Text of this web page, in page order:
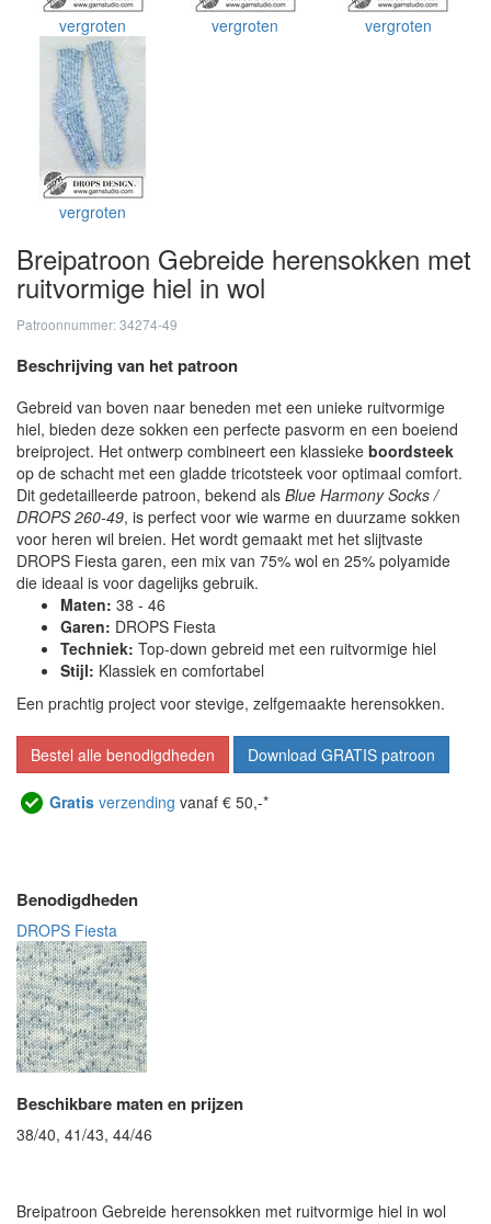
vergroten vergroten vergroten
vergroten
Breipatroon Gebreide herensokken met
ruitvormige hiel in wol
Patroonnummer: 34274-49
Beschrijving van het patroon
Gebreid van boven naar beneden met een unieke ruitvormige
hiel, bieden deze sokken een perfecte pasvorm en een boeiend
breiproject. Het ontwerp combineert een klassieke boordsteek
op de schacht met een gladde tricotsteek voor optimaal comfort.
Dit gedetailleerde patroon, bekend als Blue Harmony Socks /
DROPS 260-49, is perfect voor wie warme en duurzame sokken
voor heren wil breien. Het wordt gemaakt met het slijtvaste
DROPS Fiesta garen, een mix van 75% wol en 25% polyamide
die ideaal is voor dagelijks gebruik.
Maten: 38 - 46
Garen: DROPS Fiesta
Techniek: Top-down gebreid met een ruitvormige hiel
Stijl: Klassiek en comfortabel
Een prachtig project voor stevige, zelfgemaakte herensokken.
Bestel alle benodigdheden Download GRATIS patroon
Gratis verzending vanaf € 50,-*
Benodigdheden
DROPS Fiesta
Beschikbare maten en prijzen
38/40, 41/43, 44/46
Breipatroon Gebreide herensokken met ruitvormige hiel in wol